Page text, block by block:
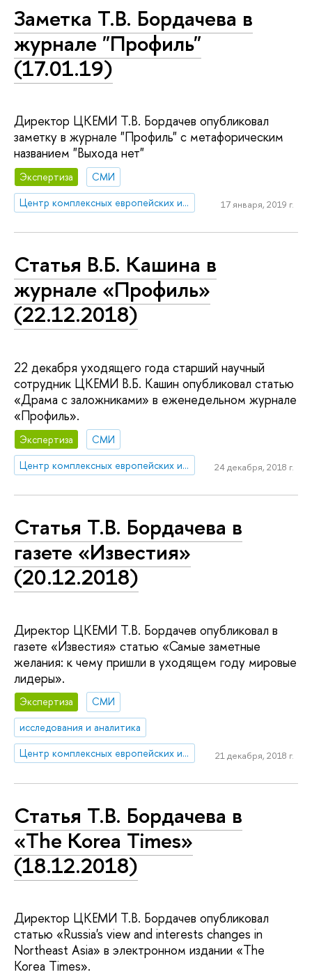
Заметка Т.В. Бордачева в
журнале "Профиль"
(17.01.19)
Директор ЦКЕМИ Т.В. Бордачев опубликовал
заметку в журнале "Профиль" с метафорическим
названием "Выхода нет"
Экспертиза
СМИ
Центр комплексных европейских и международных исследований (ЦКЕМИ)
17 января, 2019 г.
Статья В.Б. Кашина в
журнале «Профиль»
(22.12.2018)
22 декабря уходящего года старший научный
сотрудник ЦКЕМИ В.Б. Кашин опубликовал статью
«Драма с заложниками» в еженедельном журнале
«Профиль».
Экспертиза
СМИ
Центр комплексных европейских и международных исследований (ЦКЕМИ)
24 декабря, 2018 г.
Статья Т.В. Бордачева в
газете «Известия»
(20.12.2018)
Директор ЦКЕМИ Т.В. Бордачев опубликовал в
газете «Известия» статью «Самые заметные
желания: к чему пришли в уходящем году мировые
лидеры».
Экспертиза
СМИ
исследования и аналитика
Центр комплексных европейских и международных исследований (ЦКЕМИ)
21 декабря, 2018 г.
Статья Т.В. Бордачева в
«The Korea Times»
(18.12.2018)
Директор ЦКЕМИ Т.В. Бордачев опубликовал
статью «Russia's view and interests changes in
Northeast Asia» в электронном издании «The
Korea Times».